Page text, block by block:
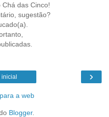
das Cinco!
sugestão?
›
inicial
a web
Blogger.